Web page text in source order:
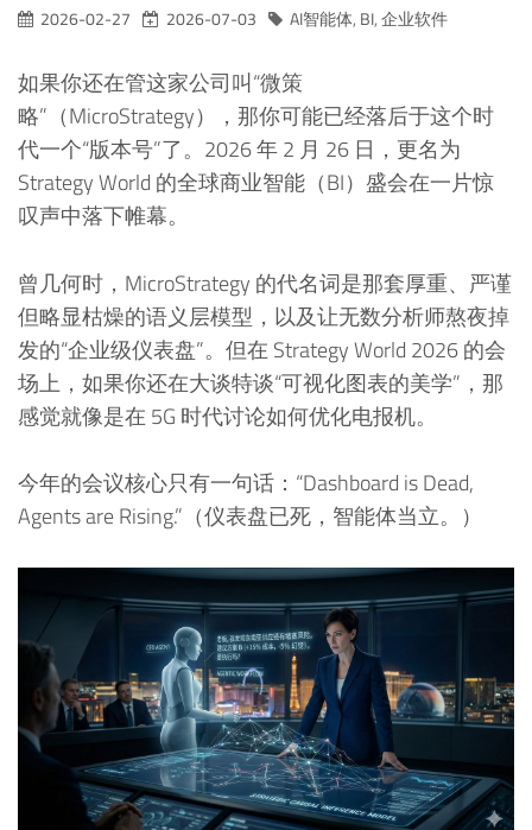
2026-02-27 2026-07-03 AI智能体, BI,企业软件
如果你还在管这家公司叫“微策
略”（MicroStrategy），那你可能已经落后于这个时
代一个“版本号”了。2026 年 2 月 26 日，更名为
Strategy World 的全球商业智能（BI）盛会在一片惊
叹声中落下帷幕。
曾几何时，MicroStrategy 的代名词是那套厚重、严谨
但略显枯燥的语义层模型，以及让无数分析师熬夜掉
发的“企业级仪表盘”。但在 Strategy World 2026 的会
场上，如果你还在大谈特谈“可视化图表的美学”，那
感觉就像是在 5G 时代讨论如何优化电报机。
今年的会议核心只有一句话：“Dashboard is Dead,
Agents are Rising.”（仪表盘已死，智能体当立。）